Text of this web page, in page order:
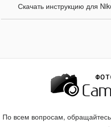
Скачать инструкцию для
По всем вопросам,